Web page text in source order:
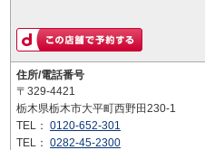
住所/電話番号
〒329-4421
栃木県栃木市大平町西野田230-1
TEL： 0120-652-301
TEL： 0282-45-2300